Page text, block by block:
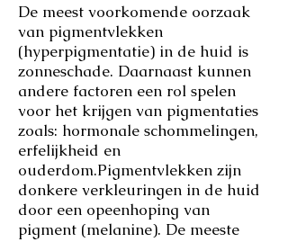
De meest voorkomende oorzaak
van pigmentvlekken
(hyperpigmentatie) in de huid is
zonneschade. Daarnaast kunnen
andere factoren een rol spelen
voor het krijgen van pigmentaties
zoals: hormonale schommelingen,
erfelijkheid en
ouderdom.Pigmentvlekken zijn
donkere verkleuringen in de huid
door een opeenhoping van
pigment (melanine). De meeste